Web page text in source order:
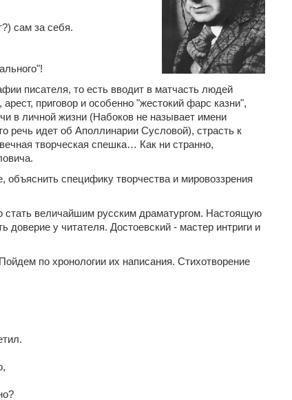
сам за себя.
писателя, то есть вводит в матчасть людей
приговор и особенно "жестокий фарс казни",
в личной жизни (Набоков не называет имени
речь идет об Аполлинарии Сусловой), страсть к
творческая спешка… Как ни странно,
специфику творчества и мировоззрения
величайшим русским драматургом. Настоящую
у читателя. Достоевский - мастер интриги и
по хронологии их написания. Стихотворение